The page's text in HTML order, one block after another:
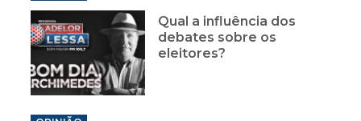
Qual a influência dos
debates sobre os
eleitores?